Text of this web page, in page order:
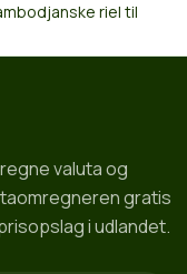
riel til
valuta og
gratis
i udlandet.